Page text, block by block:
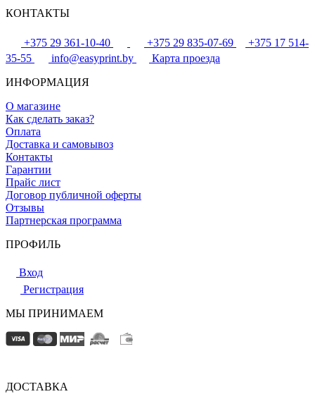
КОНТАКТЫ
+375 29 361-10-40 +375 29 835-07-69
+375 17 514-
35-55
info@easyprint.by
Карта проезда
ИНФОРМАЦИЯ
О магазине
Как сделать заказ?
Оплата
Доставка и самовывоз
Контакты
Гарантии
Прайс лист
Договор публичной оферты
Отзывы
Партнерская программа
ПРОФИЛЬ
Вход
Регистрация
МЫ ПРИНИМАЕМ
ДОСТАВКА